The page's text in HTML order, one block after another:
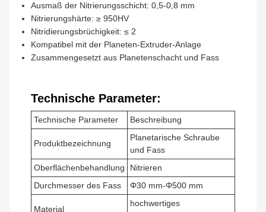
Ausmaß der Nitrierungsschicht: 0,5-0,8 mm
Nitrierungshärte: ≥ 950HV
Nitridierungsbrüchigkeit: ≤ 2
Kompatibel mit der Planeten-Extruder-Anlage
Zusammengesetzt aus Planetenschacht und Fass
Technische Parameter:
Technische Parameter Beschreibung
Produktbezeichnung
Planetarische Schraube
und Fass
Oberflächenbehandlung
Nitrieren
Durchmesser des Fass
Φ30 mm-Φ500 mm
Material
hochwertiges